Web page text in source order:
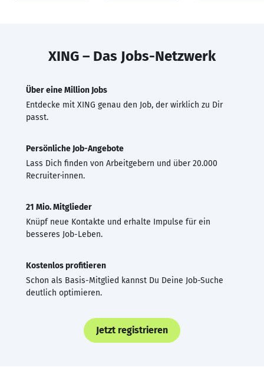
XING – Das Jobs-Netzwerk
Über eine Million Jobs
Entdecke mit XING genau den Job, der wirklich zu Dir
passt.
Persönliche Job-Angebote
Lass Dich finden von Arbeitgebern und über 20.000
Recruiter·innen.
21 Mio. Mitglieder
Knüpf neue Kontakte und erhalte Impulse für ein
besseres Job-Leben.
Kostenlos profitieren
Schon als Basis-Mitglied kannst Du Deine Job-Suche
deutlich optimieren.
Jetzt registrieren